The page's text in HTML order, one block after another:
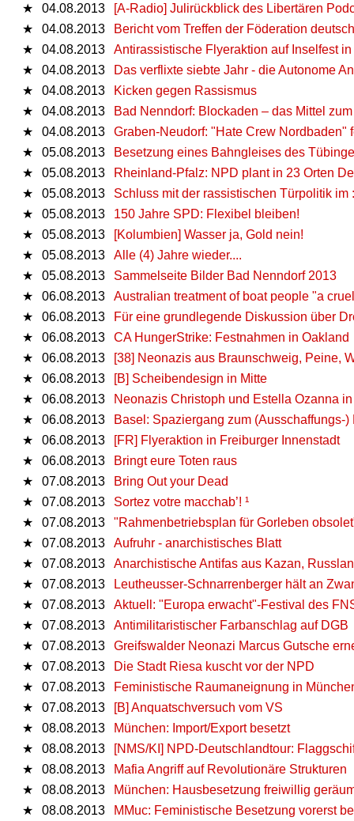
★
04.08.2013
[A-Radio] Julirückblick des Libertären
★
04.08.2013
Bericht vom Treffen der Föderation
★
04.08.2013
Antirassistische Flyeraktion auf Inselfest
★
04.08.2013
Das verflixte siebte Jahr - die Autonome
★
04.08.2013
Kicken gegen Rassismus
★
04.08.2013
Bad Nenndorf: Blockaden – das Mittel
★
04.08.2013
Graben-Neudorf: "Hate Crew Nordbaden"
★
05.08.2013
Besetzung eines Bahngleises des
★
05.08.2013
Rheinland-Pfalz: NPD plant in 23 Orten
★
05.08.2013
Schluss mit der rassistischen Türpolitik im
★
05.08.2013
150 Jahre SPD: Flexibel bleiben!
★
05.08.2013
[Kolumbien] Wasser ja, Gold nein!
★
05.08.2013
Alle (4) Jahre wieder....
★
05.08.2013
Sammelseite Bilder Bad Nenndorf 2013
★
06.08.2013
Australian treatment of boat people "a
★
06.08.2013
Für eine grundlegende Diskussion über
★
06.08.2013
CA HungerStrike: Festnahmen in Oakland
★
06.08.2013
[38] Neonazis aus Braunschweig, Peine,
★
06.08.2013
[B] Scheibendesign in Mitte
★
06.08.2013
Neonazis Christoph und Estella Ozanna
★
06.08.2013
Basel: Spaziergang zum (Ausschaffungs-)
★
06.08.2013
[FR] Flyeraktion in Freiburger Innenstadt
★
06.08.2013
Bringt eure Toten raus
★
07.08.2013
Bring Out your Dead
★
07.08.2013
Sortez votre macchab’! ¹
★
07.08.2013
"Rahmenbetriebsplan für Gorleben
★
07.08.2013
Aufruhr - anarchistisches Blatt
★
07.08.2013
Anarchistische Antifas aus Kazan,
★
07.08.2013
Leutheusser-Schnarrenberger hält an
★
07.08.2013
Aktuell: "Europa erwacht"-Festival des
★
07.08.2013
Antimilitaristischer Farbanschlag auf DGB
★
07.08.2013
Greifswalder Neonazi Marcus Gutsche
★
07.08.2013
Die Stadt Riesa kuscht vor der NPD
★
07.08.2013
Feministische Raumaneignung in
★
07.08.2013
[B] Anquatschversuch vom VS
★
08.08.2013
München: Import/Export besetzt
★
08.08.2013
[NMS/KI] NPD-Deutschlandtour:
★
08.08.2013
Mafia Angriff auf Revolutionäre Strukturen
★
08.08.2013
München: Hausbesetzung freiwillig
★
08.08.2013
MMuc: Feministische Besetzung vorerst